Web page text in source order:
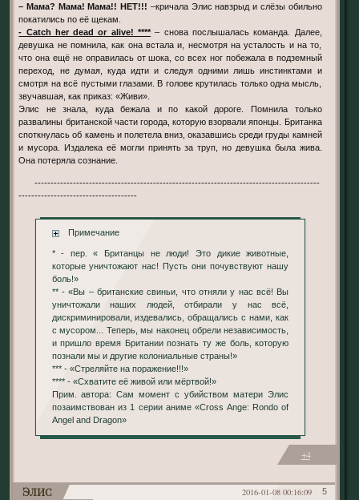
– Мама? Мама! Мама!! НЕТ!!! –кричала Элис навзрыд и слёзы обильно
покатились по её щекам.
- Catch her dead or alive! ****– снова послышалась команда. Далее,
девушка не помнила, как она встала и, несмотря на усталость и на то,
что она ещё не оправилась от шока, со всех ног побежала в подземный
переход, не думая, куда идти и следуя одними лишь инстинктами и
смотря на всё пустыми глазами. В голове крутилась только одна мысль,
звучавшая, как приказ: «Живи».
Элис не знала, куда бежала и по какой дороге. Помнила только
развалины британской части города, которую взорвали японцы. Британка
споткнулась об камень и полетела вниз, оказавшись среди груды камней
и мусора. Издалека её могли принять за труп, но девушка была жива.
Она потеряла сознание.
-----------------------------------------------------------------------------------------
-------------------------------------
Примечание
* - пер. « Британцы не люди! Это дикие животные,
которые уничтожают нас! Пусть они почувствуют нашу
боль!»
** - «Вы – британские свиньи, что отняли у нас всё! Вы
уничтожали наших людей, отбирали у нас всё,
дискриминировали, издевались, обращались с нами, как
с мусором... Теперь, мы наконец обрели независимость,
и пришло время Британии познать ту же боль, которую
познали мы и другие колониальные страны!»
*** - «Стреляйте на поражение!!!»
**** - «Схватите её живой или мёртвой!»
Прим. автора: Сам момент с убийством матери Элис
позаимствован из 1 серии аниме «Cross Ange: Rondo of
Angel and Dragon»
+4
5
2016-01-08 00:16:09
Элис